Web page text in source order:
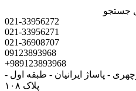
جستجو
021-33956272
021-33956271
021-36908707
09123893968
+989123893968
- پاساژ ایرانیان - طبقه اول -
پلاک ۱۰۸